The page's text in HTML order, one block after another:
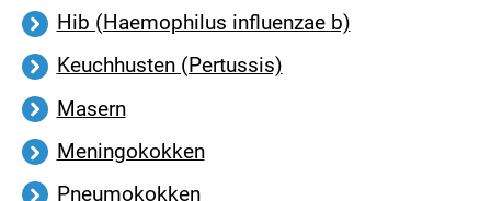
Hib (Haemophilus influenzae b)
Keuchhusten (Pertussis)
Masern
Meningokokken
Pneumokokken